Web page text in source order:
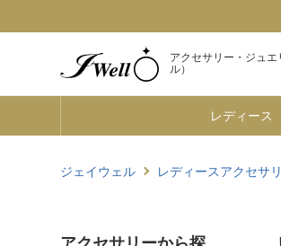
アクセサリー・ジュ
ル）
レディース
ジェイウェル レディースアクセサ